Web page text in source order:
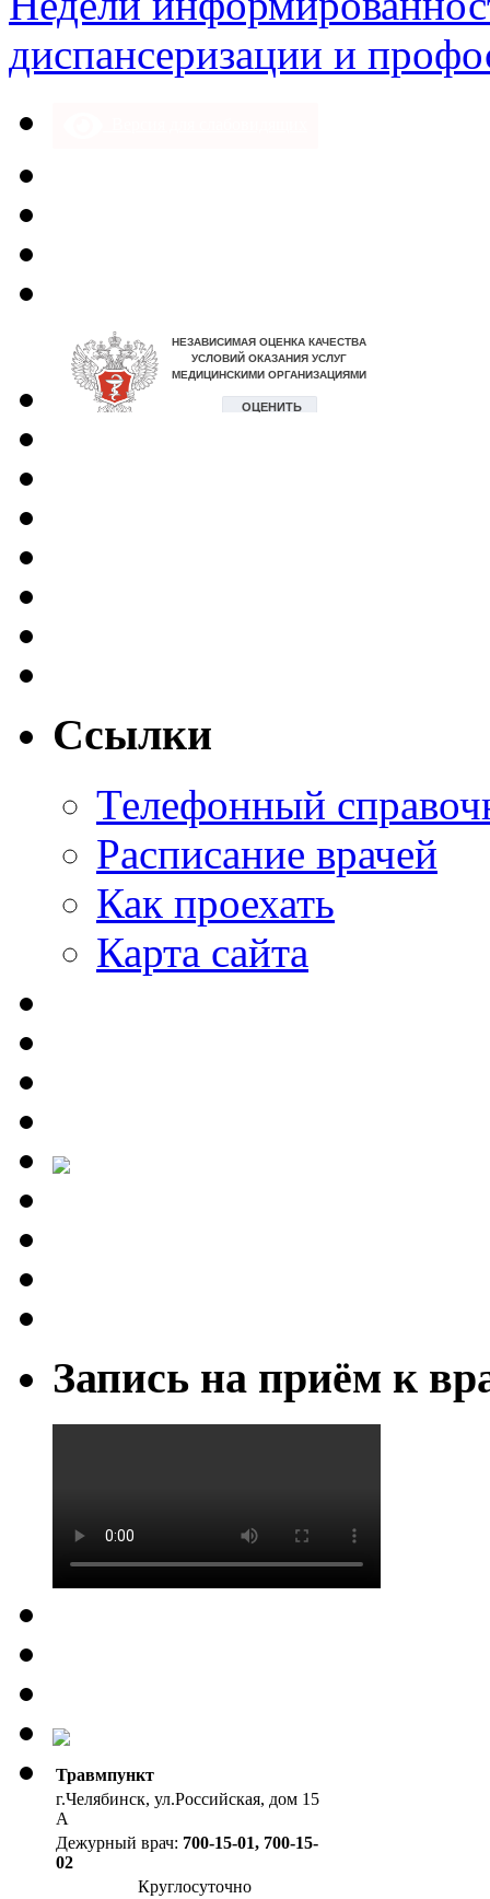
диспансеризации и
Ссылки
Телефонный
Расписание врачей
Как проехать
Карта сайта
Запись на приём к
Травмпункт
г.Челябинск, ул.Российская, дом 15
А
Дежурный врач: 700-15-01, 700-15-
02
Круглосуточно